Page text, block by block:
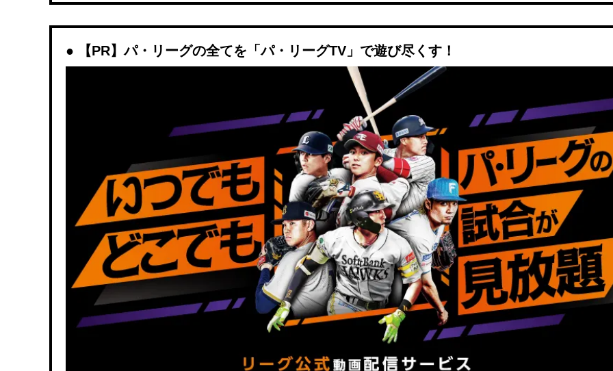
【PR】パ・リーグの全てを「パ・リーグTV」で遊び尽くす！